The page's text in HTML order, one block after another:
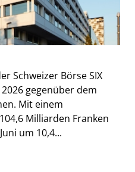
Schweizer Börse SIX
gegenüber dem
Mit einem
Milliarden Franken
um 10,4...